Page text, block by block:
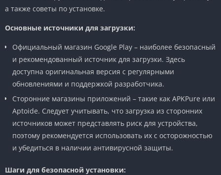
а также советы по установке.
Основные источники для загрузки:
Официальный магазин Google Play – наиболее безопасный
и рекомендованный источник для загрузки. Здесь
доступна оригинальная версия с регулярными
обновлениями и поддержкой разработчика.
Сторонние магазины приложений – такие как APKPure или
Aptoide. Следует учитывать, что загрузка из сторонних
источников может представлять риск для устройства,
поэтому рекомендуется использовать их с осторожностью
и убедиться в наличии антивирусной защиты.
Шаги для безопасной установки: